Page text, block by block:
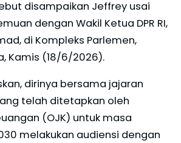
disampaikan Jeffrey usai
dengan Wakil Ketua DPR RI,
di Kompleks Parlemen,
Kamis (18/6/2026).
dirinya bersama jajaran
telah ditetapkan oleh
(OJK) untuk masa
melakukan audiensi dengan